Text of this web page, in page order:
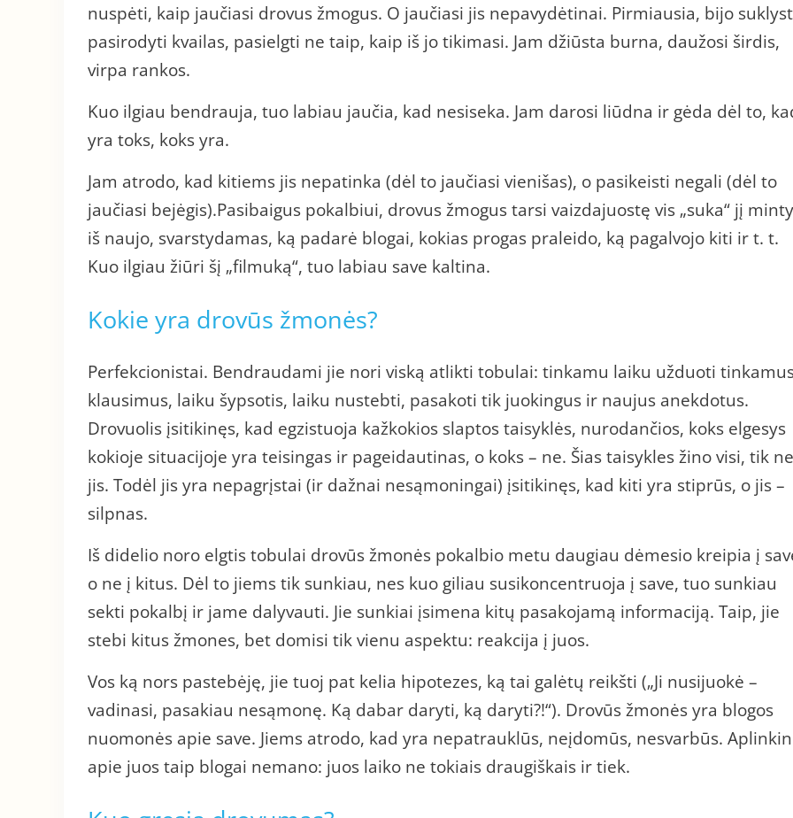
nuspėti, kaip jaučiasi drovus žmogus. O jaučiasi jis nepavydėtinai. Pirmiausia, bijo
pasirodyti kvailas, pasielgti ne taip, kaip iš jo tikimasi. Jam džiūsta burna, daužosi širdis,
virpa rankos.
Kuo ilgiau bendrauja, tuo labiau jaučia, kad nesiseka. Jam darosi liūdna ir gėda dėl to,
yra toks, koks yra.
Jam atrodo, kad kitiems jis nepatinka (dėl to jaučiasi vienišas), o pasikeisti negali (dėl to
jaučiasi bejėgis).Pasibaigus pokalbiui, drovus žmogus tarsi vaizdajuostę vis „suka“ jį
iš naujo, svarstydamas, ką padarė blogai, kokias progas praleido, ką pagalvojo kiti ir t. t.
Kuo ilgiau žiūri šį „filmuką“, tuo labiau save kaltina.
Kokie yra drovūs žmonės?
Perfekcionistai. Bendraudami jie nori viską atlikti tobulai: tinkamu laiku užduoti
klausimus, laiku šypsotis, laiku nustebti, pasakoti tik juokingus ir naujus anekdotus.
Drovuolis įsitikinęs, kad egzistuoja kažkokios slaptos taisyklės, nurodančios, koks elgesys
kokioje situacijoje yra teisingas ir pageidautinas, o koks – ne. Šias taisykles žino visi, tik ne
jis. Todėl jis yra nepagrįstai (ir dažnai nesąmoningai) įsitikinęs, kad kiti yra stiprūs, o jis –
silpnas.
Iš didelio noro elgtis tobulai drovūs žmonės pokalbio metu daugiau dėmesio kreipia į
o ne į kitus. Dėl to jiems tik sunkiau, nes kuo giliau susikoncentruoja į save, tuo sunkiau
sekti pokalbį ir jame dalyvauti. Jie sunkiai įsimena kitų pasakojamą informaciją. Taip, jie
stebi kitus žmones, bet domisi tik vienu aspektu: reakcija į juos.
Vos ką nors pastebėję, jie tuoj pat kelia hipotezes, ką tai galėtų reikšti („Ji nusijuokė –
vadinasi, pasakiau nesąmonę. Ką dabar daryti, ką daryti?!“). Drovūs žmonės yra blogos
nuomonės apie save. Jiems atrodo, kad yra nepatrauklūs, neįdomūs, nesvarbūs.
apie juos taip blogai nemano: juos laiko ne tokiais draugiškais ir tiek.